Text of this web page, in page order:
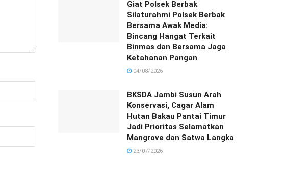
Giat Polsek Berbak
Silaturahmi Polsek Berbak
Bersama Awak Media:
Bincang Hangat Terkait
Binmas dan Bersama Jaga
Ketahanan Pangan
04/08/2026
BKSDA Jambi Susun Arah
Konservasi, Cagar Alam
Hutan Bakau Pantai Timur
Jadi Prioritas Selamatkan
Mangrove dan Satwa Langka
23/07/2026